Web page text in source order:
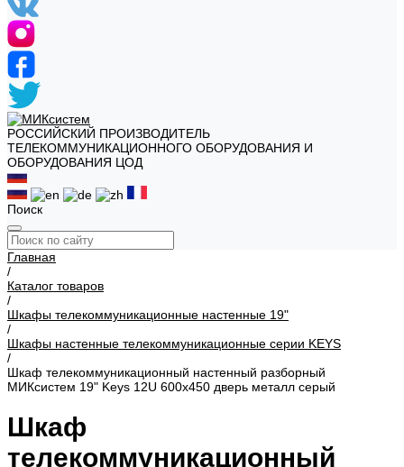
РОССИЙСКИЙ ПРОИЗВОДИТЕЛЬ
ТЕЛЕКОММУНИКАЦИОННОГО ОБОРУДОВАНИЯ И
ОБОРУДОВАНИЯ ЦОД
Поиск
Главная
/
Каталог товаров
/
Шкафы телекоммуникационные настенные 19"
/
Шкафы настенные телекоммуникационные серии KEYS
/
Шкаф телекоммуникационный настенный разборный
МИКсистем 19" Keys 12U 600x450 дверь металл серый
Шкаф
телекоммуникационный